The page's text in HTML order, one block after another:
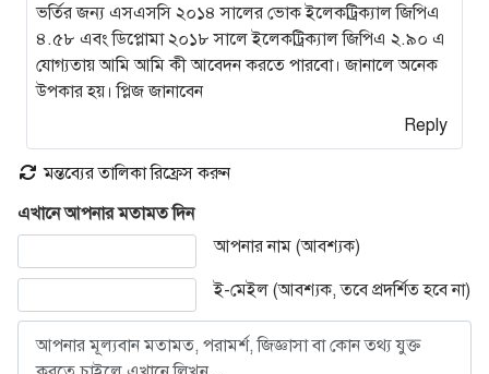
ভর্তির জন্য এসএসসি ২০১৪ সালের ভোক ইলেকট্রিক্যাল জিপিএ
৪.৫৮ এবং ডিপ্লোমা ২০১৮ সালে ইলেকট্রিক্যাল জিপিএ ২.৯০ এ
যোগ্যতায় আমি আমি কী আবেদন করতে পারবো। জানালে অনেক
উপকার হয়। প্লিজ জানাবেন
Reply
মন্তব্যের তালিকা রিফ্রেস করুন
এখানে আপনার মতামত দিন
আপনার নাম (আবশ্যক)
ই-মেইল (আবশ্যক, তবে প্রদর্শিত হবে না)
আপনার মূল্যবান মতামত, পরামর্শ, জিজ্ঞাসা বা কোন তথ্য যুক্ত করতে